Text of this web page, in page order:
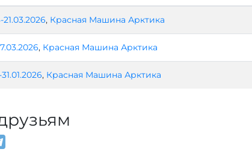
21.03.2026, Красная Машина Арктика
, Красная Машина Арктика
, Красная Машина Арктика